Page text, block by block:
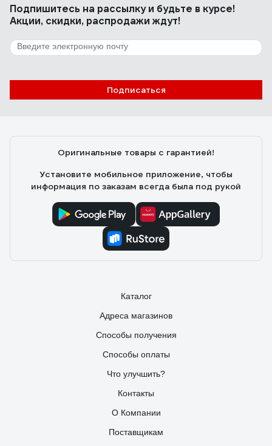
Приемлемая цена
31 отзыв
Подпишитесь на рассылкуи будьте в курсе!
Акции, скидки, распродажи ждут!
Подписаться
Оригинальные товары с гарантией!
Установите мобильное приложение, чтобы
информация по заказам всегда была под рукой
Каталог
Адреса магазинов
Способы получения
Способы оплаты
Что улучшить?
Контакты
О Компании
Поставщикам